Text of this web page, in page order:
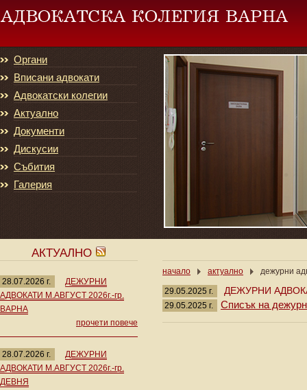
Органи
Вписани адвокати
Адвокатски колегии
Актуално
Документи
Дискусии
Събития
Галерия
АКТУАЛНО
28.07.2026 г.
ДЕЖУРНИ
АДВОКАТИ М.АВГУСТ 2026г.-гр.
ВАРНА
прочети повече
28.07.2026 г.
ДЕЖУРНИ
АДВОКАТИ М.АВГУСТ 2026г.-гр.
ДЕВНЯ
начало актуално дежурни
29.05.2025 г. ДЕЖУРНИ
29.05.2025 г. Списък на